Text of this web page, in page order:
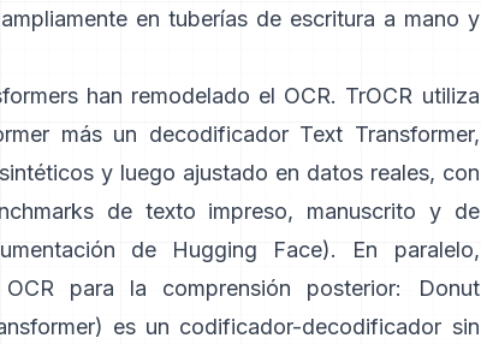
en tuberías de escritura a mano y
han remodelado el OCR. TrOCR utiliza
más un decodificador Text Transformer,
y luego ajustado en datos reales, con
de texto impreso, manuscrito y de
de Hugging Face). En paralelo,
para la comprensión posterior:
Donut
es un codificador-decodificador sin